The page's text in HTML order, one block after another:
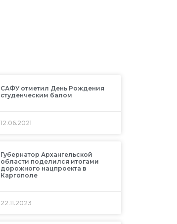
САФУ отметил День Рождения
студенческим балом
12.06.2021
Губернатор Архангельской
области поделился итогами
дорожного нацпроекта в
Каргополе
22.11.2023